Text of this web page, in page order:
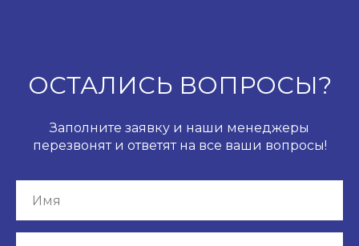
ОСТАЛИСЬ ВОПРОСЫ?
Заполните заявку и наши менеджеры
перезвонят и ответят на все ваши вопросы!